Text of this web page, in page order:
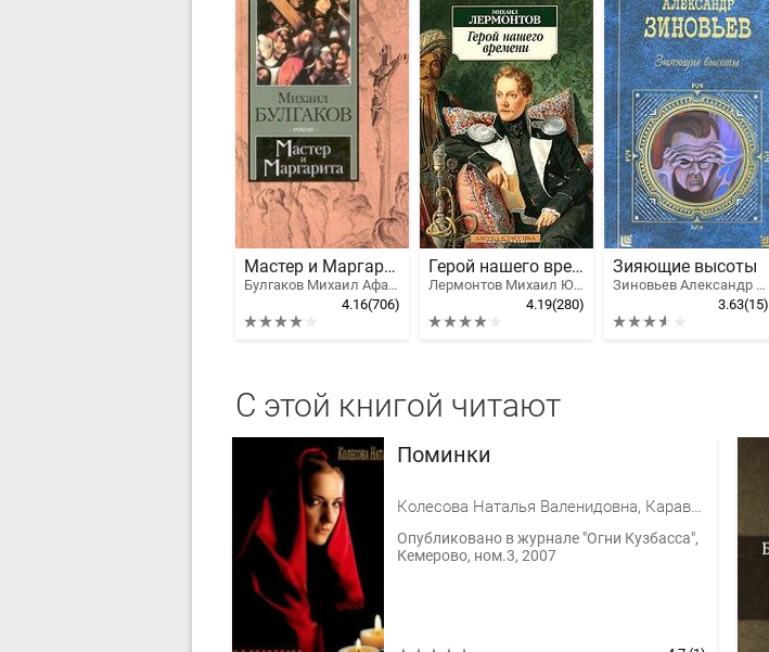
Мастер и Маргарита
Булгаков Михаил Афанасьевич
4.16(706)
Герой нашего времени
Лермонтов Михаил Юрьевич
4.19(280)
Зияющие высоты
Зиновьев Александр Александрович
3.63(15)
С этой книгой читают
Поминки
Колесова Наталья Валенидовна, Караванова Наталья Михайловна
Опубликовано в журнале "Огни Кузбасса",
Кемерово, ном.3, 2007